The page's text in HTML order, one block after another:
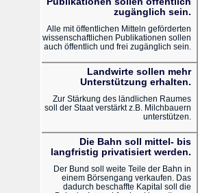
zugänglich sein.
Alle mit öffentlichen Mitteln geförderten
wissenschaftlichen Publikationen sollen
auch öffentlich und frei zugänglich sein.
Landwirte sollen mehr
Unterstützung erhalten.
Zur Stärkung des ländlichen Raumes
soll der Staat verstärkt z.B. Milchbauern
unterstützen.
Die Bahn soll mittel- bis
langfristig privatisiert werden.
Der Bund soll weite Teile der Bahn in
einem Börsengang verkaufen. Das
dadurch beschaffte Kapital soll die